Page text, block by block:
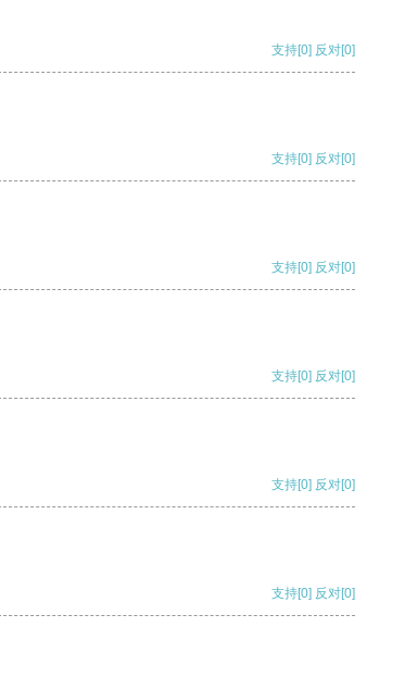
支持[0] 反对[0]
支持[0] 反对[0]
支持[0] 反对[0]
支持[0] 反对[0]
支持[0] 反对[0]
支持[0] 反对[0]